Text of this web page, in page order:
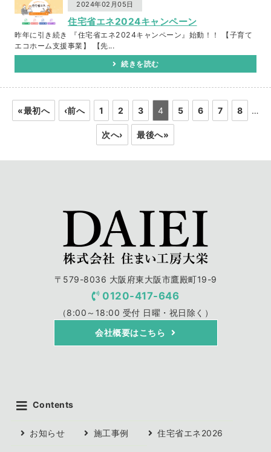
2024年02月05日
住宅省エネ2024キャンペーン
昨年に引き続き 『住宅省エネ2024キャンペーン』始動！！ 【子育て
エコホーム支援事業】 【先...
続きを読む
«最初へ ‹前へ 1 2 3 4 5 6 7 8 …
次へ› 最後へ»
〒579-8036 大阪府東大阪市鷹殿町19-9
0120-417-646
（8:00～18:00 受付 日曜・祝日除く）
会社概要はこちら
Contents
お知らせ 施工事例 住宅省エネ2026